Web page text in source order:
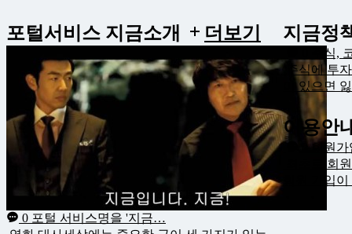
포털서비스 지금소개 더보기
0 포털 서비스명을 '지금…
지금정
주식,
주식에 투
이 있으면
이용안
회원가
최초로 회
회원 가입